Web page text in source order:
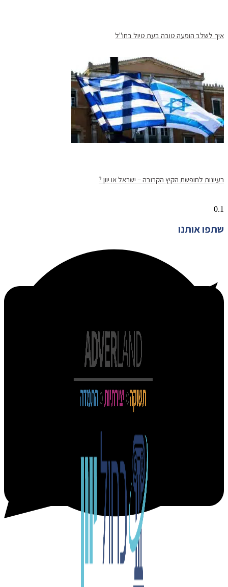
איך לשלב הופעה טובה בעת טיול בחו"ל
רעיונות לחופשת הקיץ הקרובה – ישראל או יוון ?
שתפו אותנו